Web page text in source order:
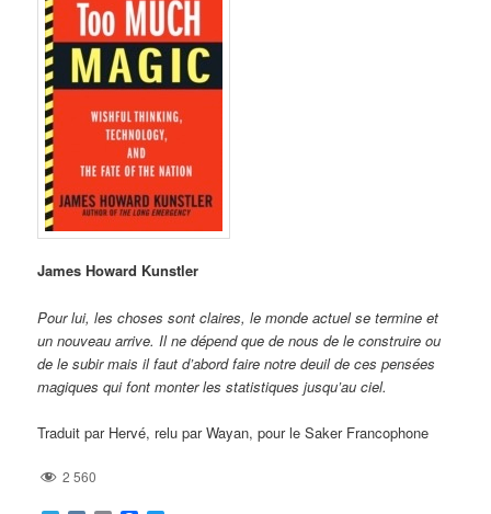
James Howard Kunstler
Pour lui, les choses sont claires, le monde actuel se termine et
un nouveau arrive. Il ne dépend que de nous de le construire ou
de le subir mais il faut d’abord faire notre deuil de ces pensées
magiques qui font monter les statistiques jusqu’au ciel.
Traduit par Hervé, relu par Wayan, pour le Saker Francophone
2 560